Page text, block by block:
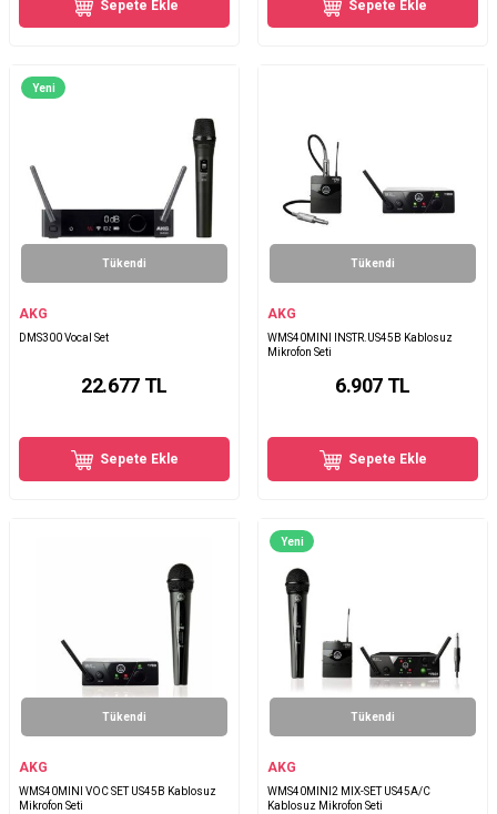
Sepete Ekle Sepete Ekle
Yeni
Tükendi
AKG
DMS300 Vocal Set
22.677TL
Sepete Ekle
Tükendi
AKG
WMS40MINI INSTR.US45B Kablosuz
Mikrofon Seti
6.907 TL
Sepete Ekle
Tükendi
AKG
WMS40MINI VOC SET US45B Kablosuz
Mikrofon Seti
Yeni
Tükendi
AKG
WMS40MINI2 MIX-SET US45A/C
Kablosuz Mikrofon Seti